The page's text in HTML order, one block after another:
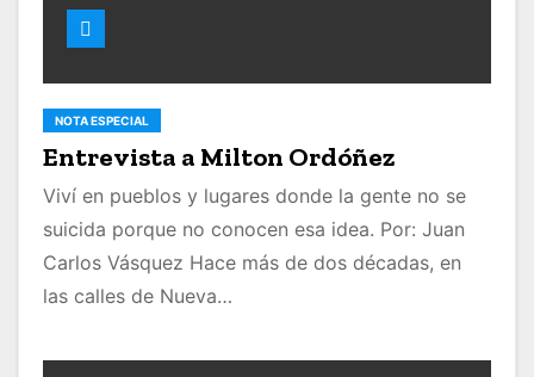
NOTA ESPECIAL
Entrevista a Milton Ordóñez
Viví en pueblos y lugares donde la gente no se
suicida porque no conocen esa idea. Por: Juan
Carlos Vásquez Hace más de dos décadas, en
las calles de Nueva…